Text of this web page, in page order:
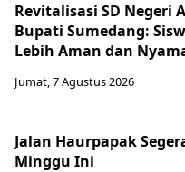
Revitalisasi SD Negeri
Bupati Sumedang:
Lebih Aman dan
Jumat, 7 Agustus 2026
Jalan Haurpapak
Minggu Ini